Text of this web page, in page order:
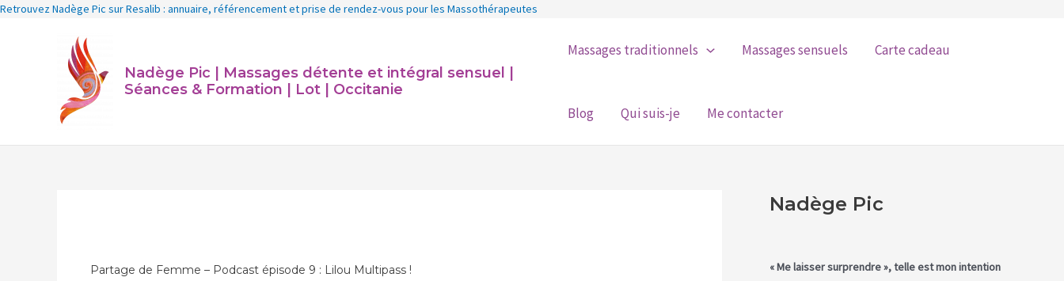
Retrouvez Nadège Pic sur Resalib : annuaire, référencement et prise de rendez-vous pour les Massothérapeutes
Aller
Nadège Pic | Massages détente et intégral sensuel |
Séances & Formation | Lot | Occitanie
Massages traditionnels Massages sensuels Carte cadeau
Blog Qui suis-je Me contacter
Partage de Femme – Podcast épisode 9 : Lilou Multipass !
Nadège Pic
« Me laisser surprendre », telle est mon intention